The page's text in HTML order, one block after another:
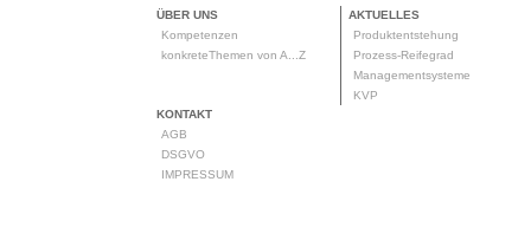
ÜBER UNS
Kompetenzen
konkreteThemen von A...Z
AKTUELLES
Produktentstehung
Prozess-Reifegrad
Managementsysteme
KVP
KONTAKT
AGB
DSGVO
IMPRESSUM